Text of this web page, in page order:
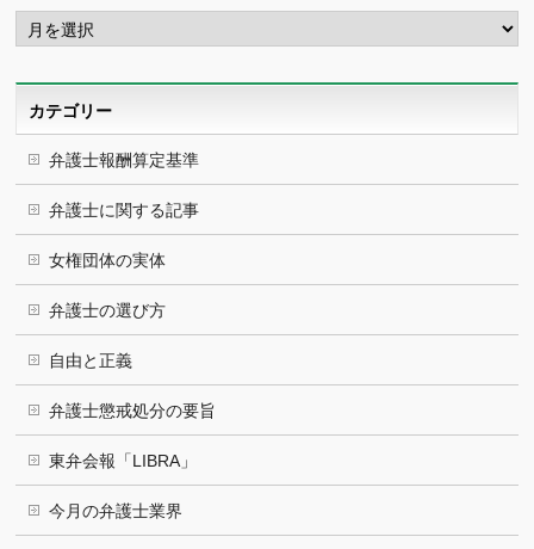
ア
ー
カ
カテゴリー
弁護士報酬算定基準
弁護士に関する記事
女権団体の実体
弁護士の選び方
自由と正義
弁護士懲戒処分の要旨
東弁会報「LIBRA」
今月の弁護士業界